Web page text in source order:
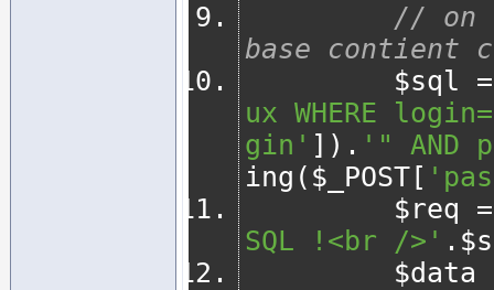
// on
base contient
         $sql
=
ux WHERE
gin' ]). '" AND
ing ( $_POST [
         $req
=
SQL !<br />' .
         $data